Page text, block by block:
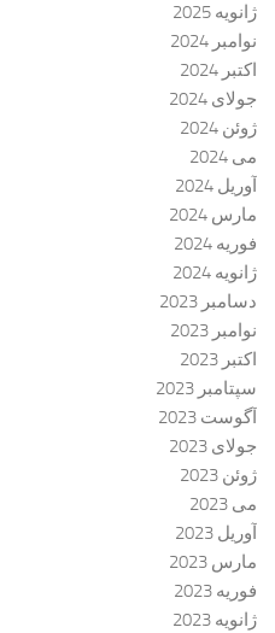
ژانویه 2025
نوامبر 2024
اکتبر 2024
جولای 2024
ژوئن 2024
می 2024
آوریل 2024
مارس 2024
فوریه 2024
ژانویه 2024
دسامبر 2023
نوامبر 2023
اکتبر 2023
سپتامبر 2023
آگوست 2023
جولای 2023
ژوئن 2023
می 2023
آوریل 2023
مارس 2023
فوریه 2023
ژانویه 2023